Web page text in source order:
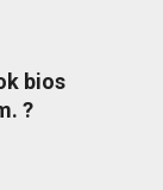
bios
?